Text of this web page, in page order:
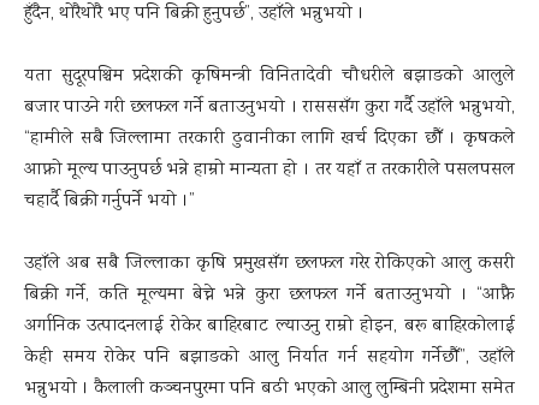
हुँदैन, थोरैथोरै भए पनि बिक्री हुनुपर्छ”, उहाँले भन्नुभयो ।
यता सुदूरपश्चिम प्रदेशकी कृषिमन्त्री विनितादेवी चौधरीले बझाङको आलुले
बजार पाउने गरी छलफल गर्ने बताउनुभयो । रासससँग कुरा गर्दै उहाँले भन्नुभयो,
“हामीले सबै जिल्लामा तरकारी ढुवानीका लागि खर्च दिएका छौँ । कृषकले
आफ्नो मूल्य पाउनुपर्छ भन्ने हाम्रो मान्यता हो । तर यहाँ त तरकारीले पसलपसल
चहार्दै बिक्री गर्नुपर्ने भयो ।”
उहाँले अब सबै जिल्लाका कृषि प्रमुखसँग छलफल गरेर रोकिएको आलु कसरी
बिक्री गर्ने, कति मूल्यमा बेच्ने भन्ने कुरा छलफल गर्ने बताउनुभयो । “आफ्नै
अर्गानिक उत्पादनलाई रोकेर बाहिरबाट ल्याउनु राम्रो होइन, बरू बाहिरकोलाई
केही समय रोकेर पनि बझाङको आलु निर्यात गर्न सहयोग गर्नेछौँ”, उहाँले
भन्नुभयो । कैलाली कञ्चनपुरमा पनि बढी भएको आलु लुम्बिनी प्रदेशमा समेत